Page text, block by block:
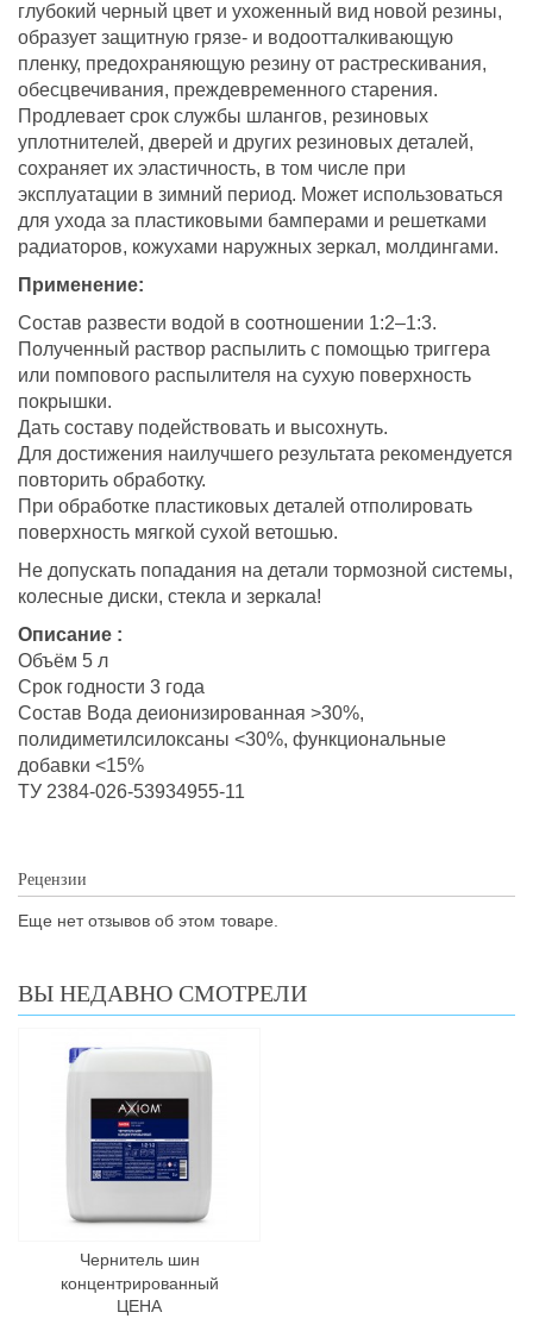
глубокий черный цвет и ухоженный вид новой резины,
образует защитную грязе- и водоотталкивающую
пленку, предохраняющую резину от растрескивания,
обесцвечивания, преждевременного старения.
Продлевает срок службы шлангов, резиновых
уплотнителей, дверей и других резиновых деталей,
сохраняет их эластичность, в том числе при
эксплуатации в зимний период. Может использоваться
для ухода за пластиковыми бамперами и решетками
радиаторов, кожухами наружных зеркал, молдингами.
Применение:
Состав развести водой в соотношении 1:2–1:3.
Полученный раствор распылить с помощью триггера
или помпового распылителя на сухую поверхность
покрышки.
Дать составу подействовать и высохнуть.
Для достижения наилучшего результата рекомендуется
повторить обработку.
При обработке пластиковых деталей отполировать
поверхность мягкой сухой ветошью.
Не допускать попадания на детали тормозной системы,
колесные диски, стекла и зеркала!
Описание :
Объём 5 л
Срок годности 3 года
Состав Вода деионизированная >30%,
полидиметилсилоксаны <30%, функциональные
добавки <15%
ТУ 2384-026-53934955-11
Рецензии
Еще нет отзывов об этом товаре.
ВЫ НЕДАВНО СМОТРЕЛИ
Чернитель шин
концентрированный
ЦЕНА